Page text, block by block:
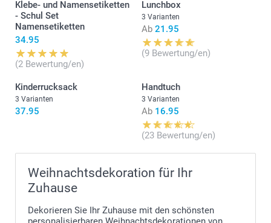
Klebe- und Namensetiketten
- Schul Set
Namensetiketten
34.95
(2 Bewertung/en)
Lunchbox
3 Varianten
Ab 21.95
(9 Bewertung/en)
Kinderrucksack
3 Varianten
37.95
Handtuch
3 Varianten
Ab 16.95
(23 Bewertung/en)
Weihnachtsdekoration für Ihr
Zuhause
Dekorieren Sie Ihr Zuhause mit den schönsten